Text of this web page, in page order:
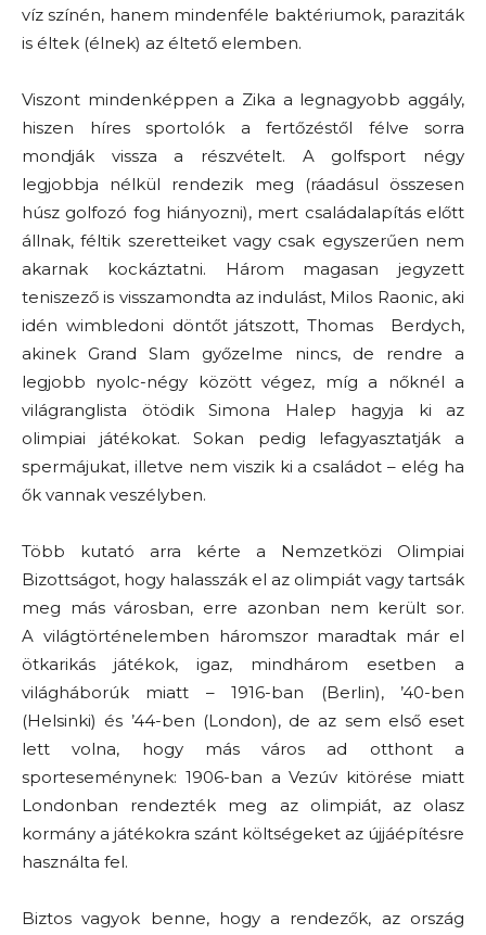
víz színén, hanem mindenféle baktériumok, paraziták
is éltek (élnek) az éltető elemben.
Viszont mindenképpen a Zika a legnagyobb aggály,
hiszen híres sportolók a fertőzéstől félve sorra
mondják vissza a részvételt. A golfsport négy
legjobbja nélkül rendezik meg (ráadásul összesen
húsz golfozó fog hiányozni), mert családalapítás előtt
állnak, féltik szeretteiket vagy csak egyszerűen nem
akarnak kockáztatni. Három magasan jegyzett
teniszező is visszamondta az indulást, Milos Raonic, aki
idén wimbledoni döntőt játszott, Thomas Berdych,
akinek Grand Slam győzelme nincs, de rendre a
legjobb nyolc-négy között végez, míg a nőknél a
világranglista ötödik Simona Halep hagyja ki az
olimpiai játékokat. Sokan pedig lefagyasztatják a
spermájukat, illetve nem viszik ki a családot – elég ha
ők vannak veszélyben.
Több kutató arra kérte a Nemzetközi Olimpiai
Bizottságot, hogy halasszák el az olimpiát vagy tartsák
meg más városban, erre azonban nem került sor.
A világtörténelemben háromszor maradtak már el
ötkarikás játékok, igaz, mindhárom esetben a
világháborúk miatt – 1916-ban (Berlin), ’40-ben
(Helsinki) és ’44-ben (London), de az sem első eset
lett volna, hogy más város ad otthont a
sporteseménynek: 1906-ban a Vezúv kitörése miatt
Londonban rendezték meg az olimpiát, az olasz
kormány a játékokra szánt költségeket az újjáépítésre
használta fel.
Biztos vagyok benne, hogy a rendezők, az ország